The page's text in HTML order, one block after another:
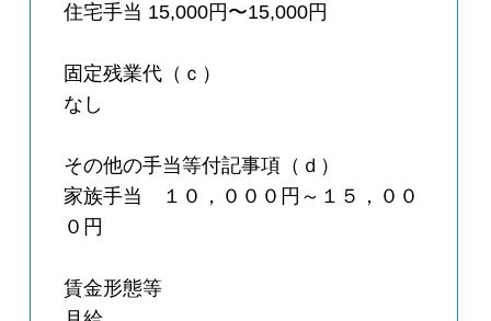
住宅手当 15,000円〜15,000円
固定残業代（ｃ）
なし
その他の手当等付記事項（ｄ）
家族手当 １０，０００円～１５，００
０円
賃金形態等